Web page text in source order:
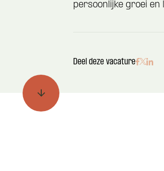
persoonlijke groei en
Deel deze vacature